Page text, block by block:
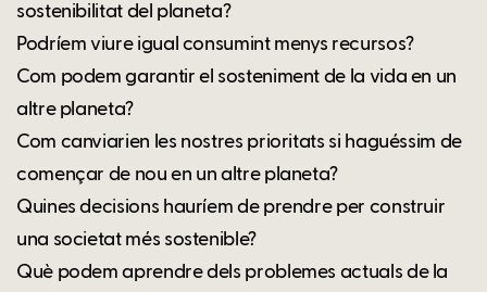
sostenibilitat del planeta?
Podríem viure igual consumint menys recursos?
Com podem garantir el sosteniment de la vida en un
altre planeta?
Com canviarien les nostres prioritats si haguéssim de
començar de nou en un altre planeta?
Quines decisions hauríem de prendre per construir
una societat més sostenible?
Què podem aprendre dels problemes actuals de la